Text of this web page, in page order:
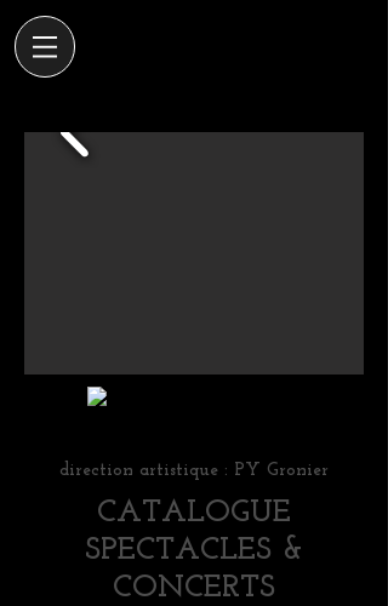
direction artistique : PY Gronier
CATALOGUE
SPECTACLES &
CONCERTS